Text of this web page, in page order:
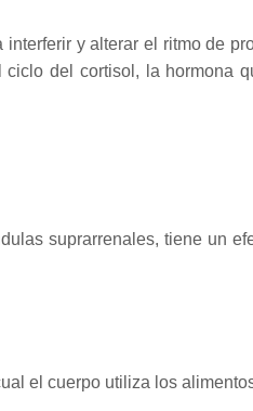
y alterar el ritmo de
del cortisol, la hormona
suprarrenales, tiene un
el cuerpo utiliza los